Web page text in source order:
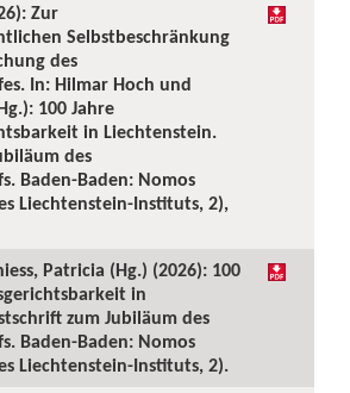
Zur
Selbstbeschränkung
des
In: Hilmar Hoch und
100 Jahre
in Liechtenstein.
des
Baden-Baden: Nomos
Liechtenstein-Instituts, 2),
Patricia (Hg.) (2026): 100
in
zum Jubiläum des
Baden-Baden: Nomos
Liechtenstein-Instituts, 2).